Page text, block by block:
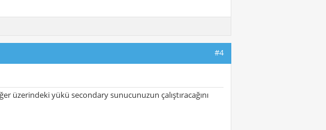
#4
üzerindeki yükü secondary sunucunuzun çalıştıracağını